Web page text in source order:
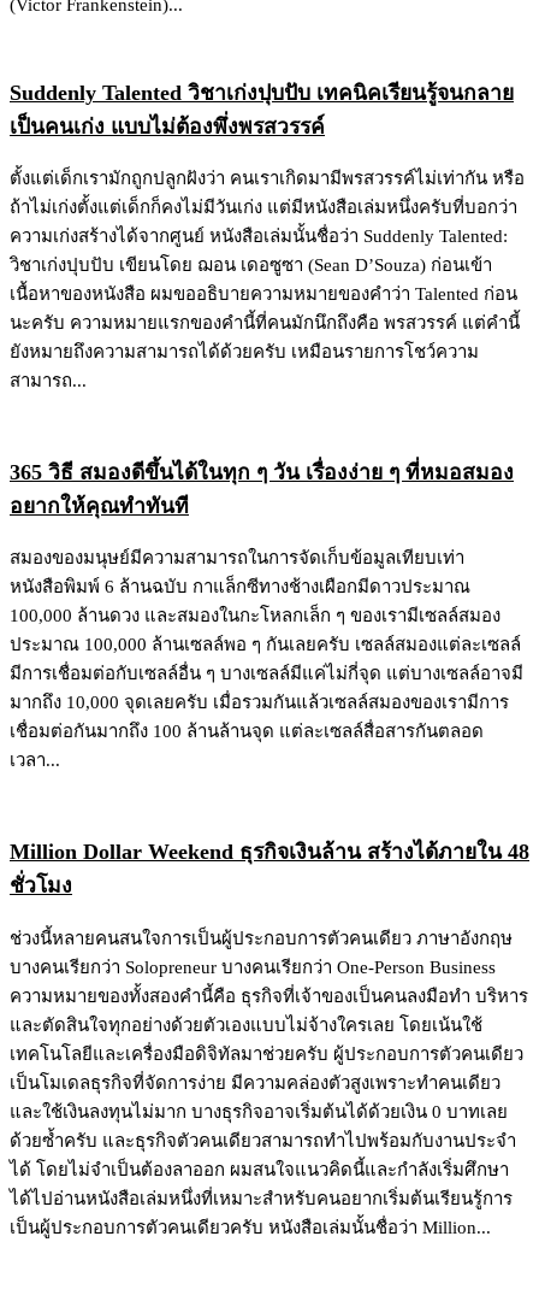
(Victor Frankenstein)...
Suddenly Talented วิชาเก่งปุบปับ เทคนิคเรียนรู้จนกลาย
เป็นคนเก่ง แบบไม่ต้องพึ่งพรสวรรค์
ตั้งแต่เด็กเรามักถูกปลูกฝังว่า คนเราเกิดมามีพรสวรรค์ไม่เท่ากัน หรือ
ถ้าไม่เก่งตั้งแต่เด็กก็คงไม่มีวันเก่ง แต่มีหนังสือเล่มหนึ่งครับที่บอกว่า
ความเก่งสร้างได้จากศูนย์ หนังสือเล่มนั้นชื่อว่า Suddenly Talented:
วิชาเก่งปุบปับ เขียนโดย ฌอน เดอซูซา (Sean D’Souza) ก่อนเข้า
เนื้อหาของหนังสือ ผมขออธิบายความหมายของคำว่า Talented ก่อน
นะครับ ความหมายแรกของคำนี้ที่คนมักนึกถึงคือ พรสวรรค์ แต่คำนี้
ยังหมายถึงความสามารถได้ด้วยครับ เหมือนรายการโชว์ความ
สามารถ...
365 วิธี สมองดีขึ้นได้ในทุก ๆ วัน เรื่องง่าย ๆ ที่หมอสมอง
อยากให้คุณทำทันที
สมองของมนุษย์มีความสามารถในการจัดเก็บข้อมูลเทียบเท่า
หนังสือพิมพ์ 6 ล้านฉบับ กาแล็กซีทางช้างเผือกมีดาวประมาณ
100,000 ล้านดวง และสมองในกะโหลกเล็ก ๆ ของเรามีเซลล์สมอง
ประมาณ 100,000 ล้านเซลล์พอ ๆ กันเลยครับ เซลล์สมองแต่ละเซลล์
มีการเชื่อมต่อกับเซลล์อื่น ๆ บางเซลล์มีแค่ไม่กี่จุด แต่บางเซลล์อาจมี
มากถึง 10,000 จุดเลยครับ เมื่อรวมกันแล้วเซลล์สมองของเรามีการ
เชื่อมต่อกันมากถึง 100 ล้านล้านจุด แต่ละเซลล์สื่อสารกันตลอด
เวลา...
Million Dollar Weekend ธุรกิจเงินล้าน สร้างได้ภายใน 48
ชั่วโมง
ช่วงนี้หลายคนสนใจการเป็นผู้ประกอบการตัวคนเดียว ภาษาอังกฤษ
บางคนเรียกว่า Solopreneur บางคนเรียกว่า One-Person Business
ความหมายของทั้งสองคำนี้คือ ธุรกิจที่เจ้าของเป็นคนลงมือทำ บริหาร
และตัดสินใจทุกอย่างด้วยตัวเองแบบไม่จ้างใครเลย โดยเน้นใช้
เทคโนโลยีและเครื่องมือดิจิทัลมาช่วยครับ ผู้ประกอบการตัวคนเดียว
เป็นโมเดลธุรกิจที่จัดการง่าย มีความคล่องตัวสูงเพราะทำคนเดียว
และใช้เงินลงทุนไม่มาก บางธุรกิจอาจเริ่มต้นได้ด้วยเงิน 0 บาทเลย
ด้วยซ้ำครับ และธุรกิจตัวคนเดียวสามารถทำไปพร้อมกับงานประจำ
ได้ โดยไม่จำเป็นต้องลาออก ผมสนใจแนวคิดนี้และกำลังเริ่มศึกษา
ได้ไปอ่านหนังสือเล่มหนึ่งที่เหมาะสำหรับคนอยากเริ่มต้นเรียนรู้การ
เป็นผู้ประกอบการตัวคนเดียวครับ หนังสือเล่มนั้นชื่อว่า Million...